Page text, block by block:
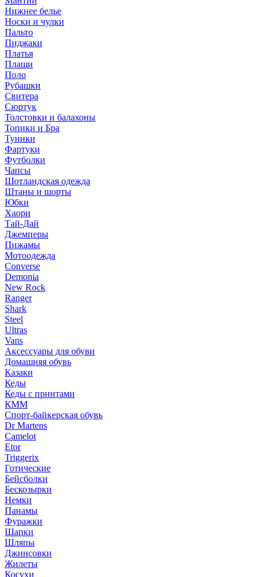
Нижнее белье
Носки и чулки
Пальто
Пиджаки
Платья
Плащи
Поло
Рубашки
Свитера
Сюртук
Толстовки и балахоны
Топики и Бра
Туники
Фартуки
Футболки
Чапсы
Шотландская одежда
Штаны и шорты
Юбки
Хаори
Тай-Дай
Джемперы
Пижамы
Мотоодежда
Converse
Demonia
New Rock
Ranger
Shark
Steel
Ultras
Vans
Аксессуары для обуви
Домашняя обувь
Казаки
Кеды
Кеды с принтами
КММ
Спорт-байкерская обувь
Dr Martens
Camelot
Etor
Triggerix
Готические
Бейсболки
Бескозырки
Немки
Панамы
Фуражки
Шапки
Шляпы
Джинсовки
Жилеты
Косухи